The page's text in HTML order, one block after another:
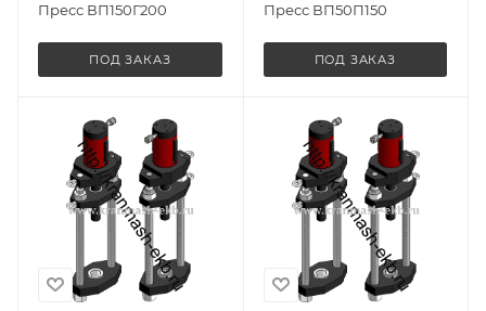
Пресс ВП150Г200
ПОД ЗАКАЗ
Пресс ВП50П150
ПОД ЗАКАЗ